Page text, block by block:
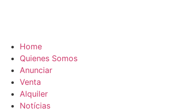
Home
Quienes Somos
Anunciar
Venta
Alquiler
Notícias